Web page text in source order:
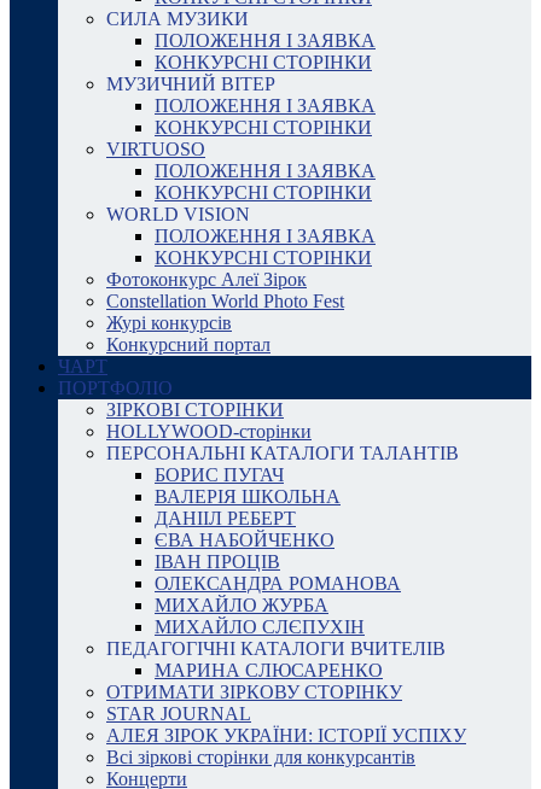
СИЛА МУЗИКИ
ПОЛОЖЕННЯ І ЗАЯВКА
КОНКУРСНІ СТОРІНКИ
МУЗИЧНИЙ ВІТЕР
ПОЛОЖЕННЯ І ЗАЯВКА
КОНКУРСНІ СТОРІНКИ
VIRTUOSO
ПОЛОЖЕННЯ І ЗАЯВКА
КОНКУРСНІ СТОРІНКИ
WORLD VISION
ПОЛОЖЕННЯ І ЗАЯВКА
КОНКУРСНІ СТОРІНКИ
Фотоконкурс Алеї Зірок
Constellation World Photo Fest
Журі конкурсів
Конкурсний портал
ЧАРТ
ПОРТФОЛІО
ЗІРКОВІ СТОРІНКИ
HOLLYWOOD-сторінки
ПЕРСОНАЛЬНІ КАТАЛОГИ ТАЛАНТІВ
БОРИС ПУГАЧ
ВАЛЕРІЯ ШКОЛЬНА
ДАНІІЛ РЕБЕРТ
ЄВА НАБОЙЧЕНКО
ІВАН ПРОЦІВ
ОЛЕКСАНДРА РОМАНОВА
МИХАЙЛО ЖУРБА
МИХАЙЛО СЛЄПУХІН
ПЕДАГОГІЧНІ КАТАЛОГИ ВЧИТЕЛІВ
МАРИНА СЛЮСАРЕНКО
ОТРИМАТИ ЗІРКОВУ СТОРІНКУ
STAR JOURNAL
АЛЕЯ ЗІРОК УКРАЇНИ: ІСТОРІЇ УСПІХУ
Всі зіркові сторінки для конкурсантів
Концерти